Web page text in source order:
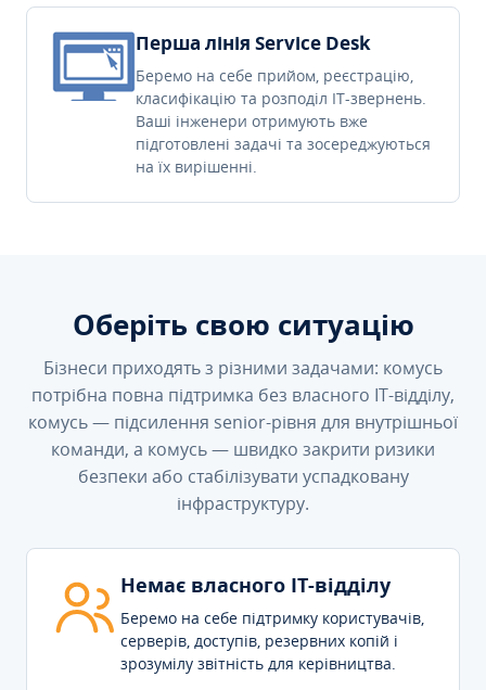
Перша лінія Service Desk
Беремо на себе прийом, реєстрацію,
класифікацію та розподіл IT-звернень.
Ваші інженери отримують вже
підготовлені задачі та зосереджуються
на їх вирішенні.
Оберіть свою ситуацію
Бізнеси приходять з різними задачами: комусь
потрібна повна підтримка без власного IT-відділу,
комусь — підсилення senior-рівня для внутрішньої
команди, а комусь — швидко закрити ризики
безпеки або стабілізувати успадковану
інфраструктуру.
Немає власного IT-відділу
Беремо на себе підтримку користувачів,
серверів, доступів, резервних копій і
зрозумілу звітність для керівництва.